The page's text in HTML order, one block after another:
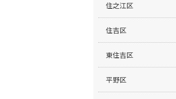
住之江区
住吉区
東住吉区
平野区